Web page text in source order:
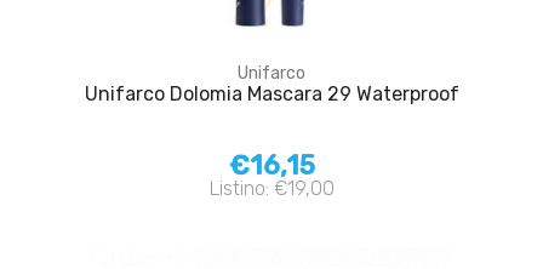
Unifarco
Unifarco Dolomia Mascara 29 Waterproof
€16,15
Listino: €19,00